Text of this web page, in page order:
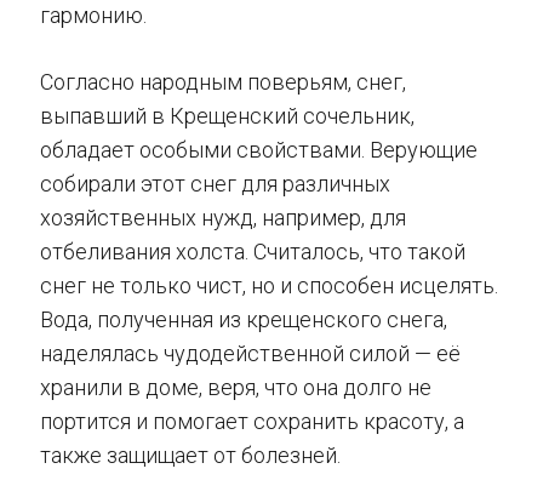
гармонию.
Согласно народным поверьям, снег,
выпавший в Крещенский сочельник,
обладает особыми свойствами. Верующие
собирали этот снег для различных
хозяйственных нужд, например, для
отбеливания холста. Считалось, что такой
снег не только чист, но и способен исцелять.
Вода, полученная из крещенского снега,
наделялась чудодейственной силой — её
хранили в доме, веря, что она долго не
портится и помогает сохранить красоту, а
также защищает от болезней.